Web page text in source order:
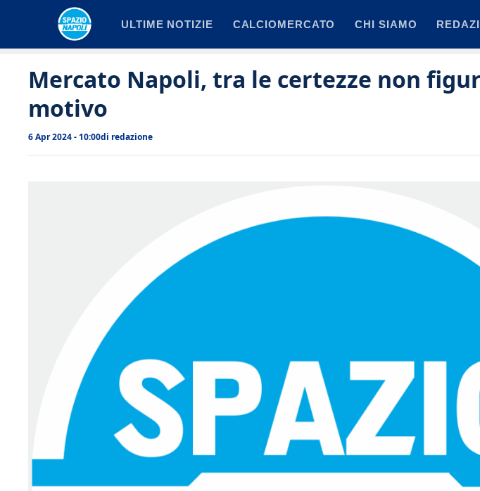
ULTIME NOTIZIE CALCIOMERCATO CHI SIAMO
Mercato Napoli, tra le certezze non
motivo
6 Apr 2024 - 10:00di redazione